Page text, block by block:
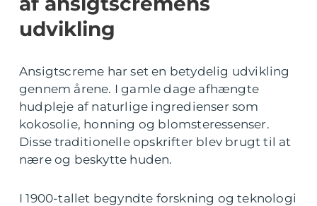
udvikling
Ansigtscreme har set en betydelig udvikling
gennem årene. I gamle dage afhængte
hudpleje af naturlige ingredienser som
kokosolie, honning og blomsteressenser.
Disse traditionelle opskrifter blev brugt til at
nære og beskytte huden.
I 1900-tallet begyndte forskning og teknologi